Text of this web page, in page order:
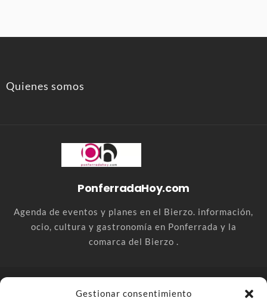
Gestionar consentimiento
Quienes somos
PonferradaHoy.com
Agenda de eventos y planes en el Bierzo. información,
ocio, cultura y gastronomía en Ponferrada y la
comarca del Bierzo .